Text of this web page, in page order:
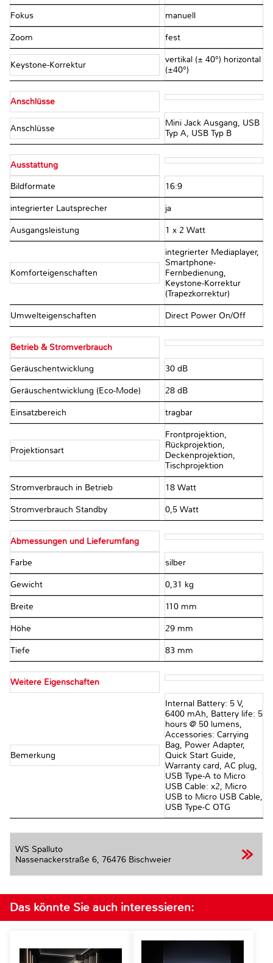
Fokus manuell
Zoom fest
Keystone-Korrektur
vertikal (± 40°) horizontal
(±40°)
Anschlüsse
Anschlüsse
Mini Jack Ausgang, USB
Typ A, USB Typ B
Ausstattung
Bildformate 16:9
integrierter Lautsprecher ja
Ausgangsleistung 1 x 2 Watt
Komforteigenschaften
integrierter Mediaplayer,
Smartphone-
Fernbedienung,
Keystone-Korrektur
(Trapezkorrektur)
Umwelteigenschaften Direct Power On/Off
Betrieb & Stromverbrauch
Geräuschentwicklung 30 dB
Geräuschentwicklung (Eco-Mode) 28 dB
Einsatzbereich tragbar
Projektionsart
Frontprojektion,
Rückprojektion,
Deckenprojektion,
Tischprojektion
Stromverbrauch in Betrieb 18 Watt
Stromverbrauch Standby 0,5 Watt
Abmessungen und Lieferumfang
Farbe silber
Gewicht 0,31 kg
Breite 110 mm
Höhe 29 mm
Tiefe 83 mm
Weitere Eigenschaften
Bemerkung
Internal Battery: 5 V,
6400 mAh, Battery life: 5
hours @ 50 lumens,
Accessories: Carrying
Bag, Power Adapter,
Quick Start Guide,
Warranty card, AC plug,
USB Type-A to Micro
USB Cable: x2, Micro
USB to Micro USB Cable,
USB Type-C OTG
WS Spalluto
Nassenackerstraße 6, 76476 Bischweier
Das könnte Sie auch interessieren: